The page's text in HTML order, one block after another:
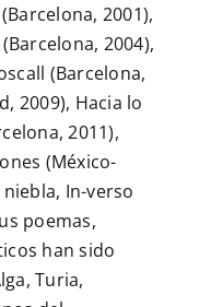
2001),
2004),
(Barcelona,
2009), Hacia lo
2011),
(México-
In-verso
poemas,
han sido
Turia,